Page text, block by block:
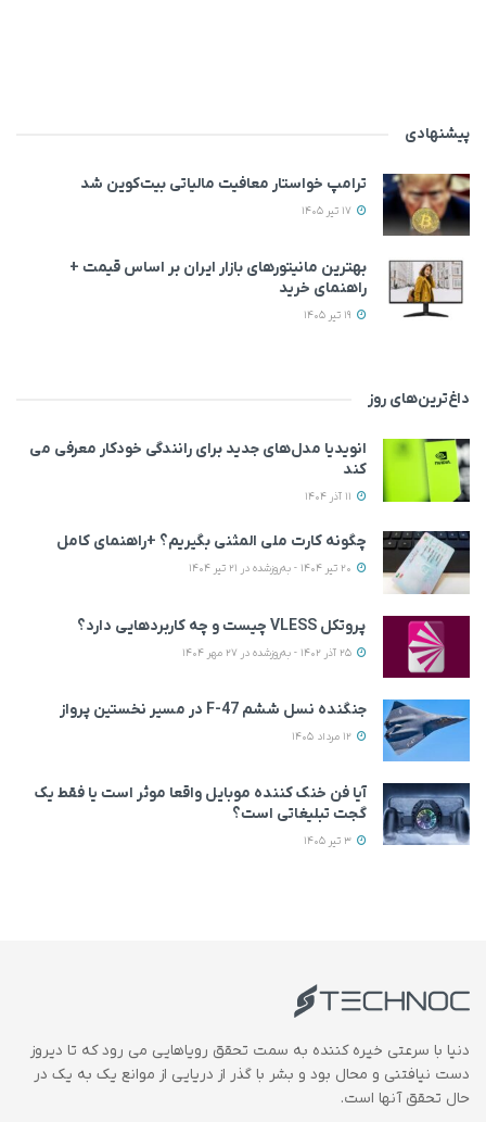
پیشنهادی
ترامپ خواستار معافیت مالیاتی بیت‌کوین شد
بهترین مانیتورهای بازار ایران بر اساس قیمت +
راهنمای خرید
داغ‌ترین‌های روز
انویدیا مدل‌های جدید برای رانندگی خودکار معرفی می
کند
چگونه کارت ملی المثنی بگیریم؟ +راهنمای کامل
پروتکل VLESS چیست و چه کاربردهایی دارد؟
جنگنده نسل ششم F-47 در مسیر نخستین پرواز
آیا فن خنک کننده موبایل واقعا موثر است یا فقط یک
گجت تبلیغاتی است؟
دنیا با سرعتی خیره کننده به سمت تحقق رویاهایی می رود که تا دیروز
دست نیافتنی و محال بود و بشر با گذر از دریایی از موانع یک به یک در
حال تحقق آنها است.